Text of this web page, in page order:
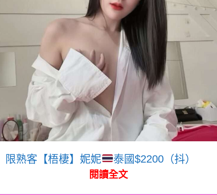
限熟客【梧棲】妮妮 泰國$2200（抖）
閱讀全文